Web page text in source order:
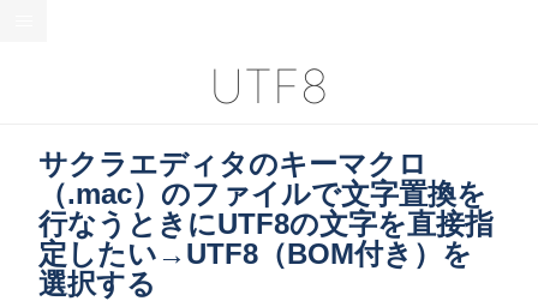
UTF8
サクラエディタのキーマクロ
（.mac）のファイルで文字置換を
行なうときにUTF8の文字を直接指
定したい→UTF8（BOM付き）を
選択する